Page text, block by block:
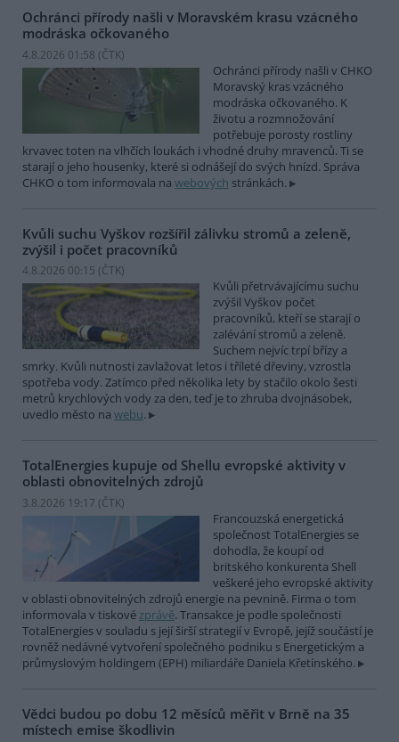
Ochránci přírody našli v Moravském krasu vzácného
modráska očkovaného
4.8.2026 01:58 (ČTK)
Ochránci přírody našli v CHKO
Moravský kras vzácného
modráska očkovaného. K
životu a rozmnožování
potřebuje porosty rostliny
krvavec toten na vlhčích loukách i vhodné druhy mravenců. Ti se
starají o jeho housenky, které si odnášejí do svých hnízd. Správa
CHKO o tom informovala na webových stránkách.
Kvůli suchu Vyškov rozšířil zálivku stromů a zeleně,
zvýšil i počet pracovníků
4.8.2026 00:15 (ČTK)
Kvůli přetrvávajícímu suchu
zvýšil Vyškov počet
pracovníků, kteří se starají o
zalévání stromů a zeleně.
Suchem nejvíc trpí břízy a
smrky. Kvůli nutnosti zavlažovat letos i tříleté dřeviny, vzrostla
spotřeba vody. Zatímco před několika lety by stačilo okolo šesti
metrů krychlových vody za den, teď je to zhruba dvojnásobek,
uvedlo město na webu.
TotalEnergies kupuje od Shellu evropské aktivity v
oblasti obnovitelných zdrojů
3.8.2026 19:17 (ČTK)
Francouzská energetická
společnost TotalEnergies se
dohodla, že koupí od
britského konkurenta Shell
veškeré jeho evropské aktivity
v oblasti obnovitelných zdrojů energie na pevnině. Firma o tom
informovala v tiskovézprávě. Transakce je podle společnosti
TotalEnergies v souladu s její širší strategií v Evropě, jejíž součástí je
rovněž nedávné vytvoření společného podniku s Energetickým a
průmyslovým holdingem (EPH) miliardáře Daniela Křetínského.
Vědci budou po dobu 12 měsíců měřit v Brně na 35
místech emise škodlivin